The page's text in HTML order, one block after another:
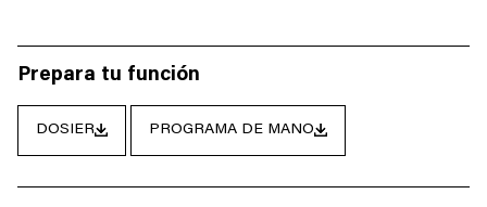
Prepara tu función
DOSIER PROGRAMA DE MANO